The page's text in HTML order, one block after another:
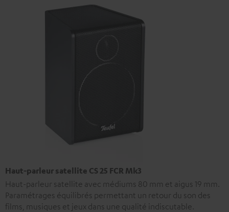
Haut-parleur satellite CS 25 FCR Mk3
Haut-parleur satellite avec médiums 80 mm et aigus 19 mm.
Paramétrages équilibrés permettant un retour du son des
films, musiques et jeux dans une qualité indiscutable.